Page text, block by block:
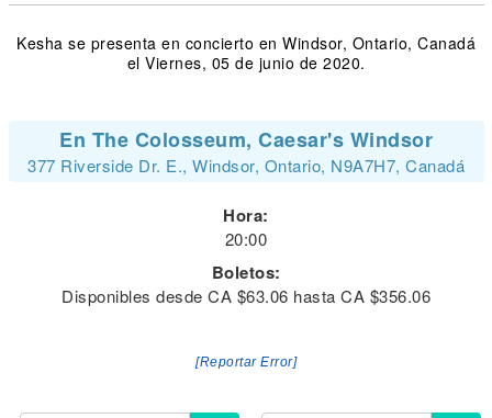
Kesha se presenta en concierto en Windsor, Ontario, Canadá
el Viernes, 05 de junio de 2020.
En The Colosseum, Caesar's Windsor
377 Riverside Dr. E., Windsor, Ontario, N9A7H7, Canadá
Hora:
20:00
Boletos:
Disponibles desde CA $63.06 hasta CA $356.06
[Reportar Error]